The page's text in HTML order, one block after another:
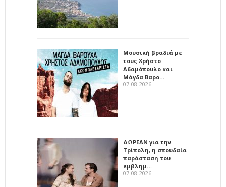
Μουσική βραδιά με
τους Χρήστο
Αδαμόπουλο και
Μάγδα Βαρο…
07-08-2026
ΔΩΡΕΑΝ για την
Τρίπολη, η σπουδαία
παράσταση του
εμβλημ…
07-08-2026